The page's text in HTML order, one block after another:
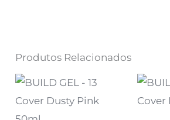
Produtos Relacionados